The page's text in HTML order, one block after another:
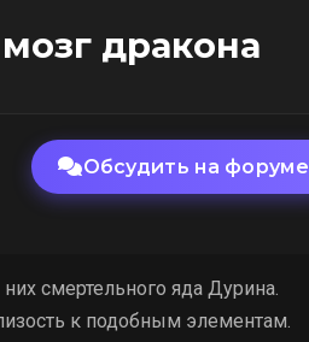
дракона
Обсудить на форуме
смертельного яда Дурина.
к подобным элементам.